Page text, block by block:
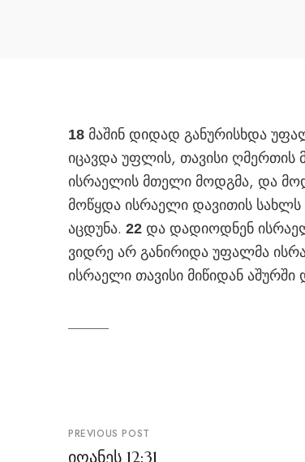
18 მაშინ დიდად განურისხდა
იცავდა უფლის, თავისი ღმერთის
ისრაელის მთელი მოდგმა, და
მოწყდა ისრაელი დავითის
აცდუნა. 22 და დადიოდნენ
ვიდრე არ განირიდა უფალმა
ისრაელი თავისი მიწიდან
პოსტის
ნავიგაცია
PREVIOUS POST
იოანეს 12:31